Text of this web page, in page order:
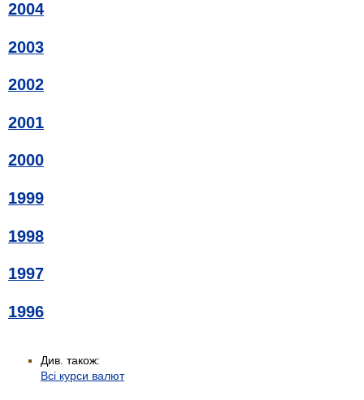
2004
2003
2002
2001
2000
1999
1998
1997
1996
Див. також:
Всі курси валют